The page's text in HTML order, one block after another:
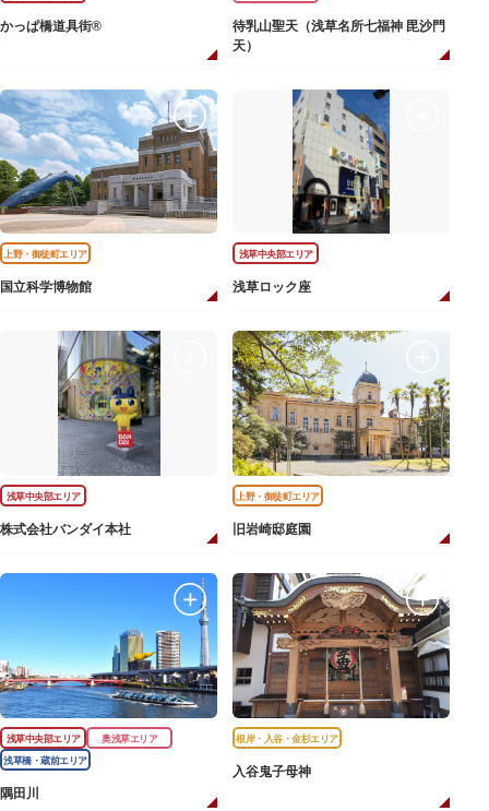
かっぱ橋道具街®
待乳山聖天（浅草名所七福神 毘沙門
天）
上野・御徒町エリア
国立科学博物館
浅草中央部エリア
浅草ロック座
浅草中央部エリア
株式会社バンダイ本社
上野・御徒町エリア
旧岩崎邸庭園
浅草中央部エリア
奥浅草エリア
浅草橋・蔵前エリア
隅田川
根岸・入谷・金杉エリア
入谷鬼子母神